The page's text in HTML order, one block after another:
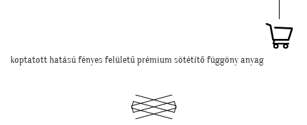
koptatott hatású fényes felületű prémium sötétítő függöny anyag